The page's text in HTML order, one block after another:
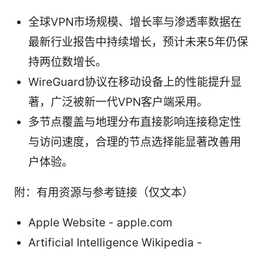
全球VPN市场规模、增长率与渗透率数据在
最新行业报告中持续增长，预计未来5年仍保
持两位数增长。
WireGuard协议在移动设备上的性能提升显
著，广泛被新一代VPN客户端采用。
多节点覆盖与地理分布直接影响连接稳定性
与访问速度，合理的节点选择能显著改善用
户体验。
附：有用资源与参考链接（仅文本）
Apple Website - apple.com
Artificial Intelligence Wikipedia -